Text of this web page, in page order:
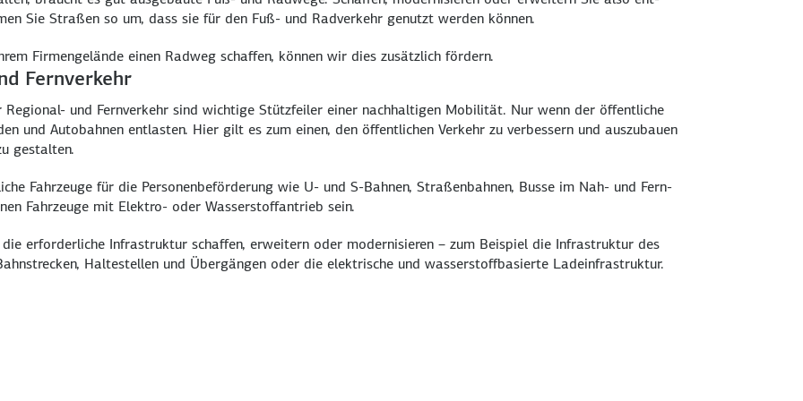
Sie Straßen so um, dass sie für den Fuß- und Rad­verkehr genutzt werden können.
Firmen­gelände einen Rad­weg schaffen, können wir dies zusätzlich fördern.
Fernverkehr
und Fern­verkehr sind wichtige Stütz­feiler einer nach­haltigen Mobili­tät. Nur wenn der öffentliche
und Autobahnen ent­lasten. Hier gilt es zum einen, den öffent­lichen Verkehr zu ver­bessern und auszu­bauen
gestalten.
Fahr­zeuge für die Personen­beför­derung wie U- und S-Bahnen, Straßen­bahnen, Busse im Nah- und Fern­
Fahrzeuge mit Elektro- oder Wasser­stoff­antrieb sein.
erforder­liche Infra­struktur schaffen, erweitern oder moder­nisieren – zum Beispiel die Infra­struktur des
Halte­stellen und Über­­gängen oder die elektrische und wasser­stoff­basierte Lade­infra­struktur.